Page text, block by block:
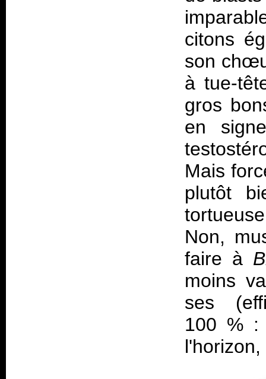
citons
son
à tue-
gros
en
Mais
plutôt
Non,
faire à
moins
ses
100 % :